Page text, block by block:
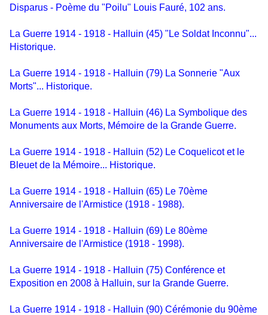
Disparus - Poème du "Poilu" Louis Fauré, 102 ans.
La Guerre 1914 - 1918 - Halluin (45) "Le Soldat Inconnu"...
Historique.
La Guerre 1914 - 1918 - Halluin (79) La Sonnerie "Aux
Morts"... Historique.
La Guerre 1914 - 1918 - Halluin (46) La Symbolique des
Monuments aux Morts, Mémoire de la Grande Guerre.
La Guerre 1914 - 1918 - Halluin (52) Le Coquelicot et le
Bleuet de la Mémoire... Historique.
La Guerre 1914 - 1918 - Halluin (65) Le 70ème
Anniversaire de l'Armistice (1918 - 1988).
La Guerre 1914 - 1918 - Halluin (69) Le 80ème
Anniversaire de l'Armistice (1918 - 1998).
La Guerre 1914 - 1918 - Halluin (75) Conférence et
Exposition en 2008 à Halluin, sur la Grande Guerre.
La Guerre 1914 - 1918 - Halluin (90) Cérémonie du 90ème